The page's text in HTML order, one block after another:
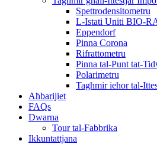
Spettrodensitometru
L-Istati Uniti BIO-
Eppendorf
Pinna Corona
Rifrattometru
Pinna tal-Punt tat-
Polarimetru
Tagħmir ieħor tal-
Aħbarijiet
FAQs
Dwarna
Tour tal-Fabbrika
Ikkuntattjana